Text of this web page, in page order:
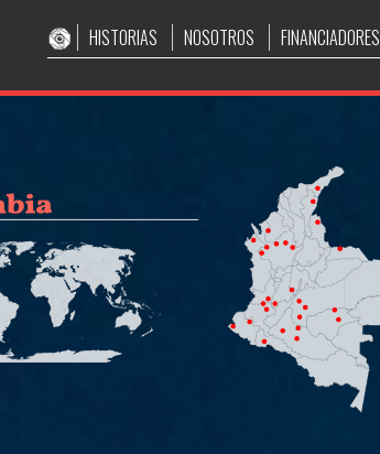
HISTORIAS NOSOTROS FINANCIADORES